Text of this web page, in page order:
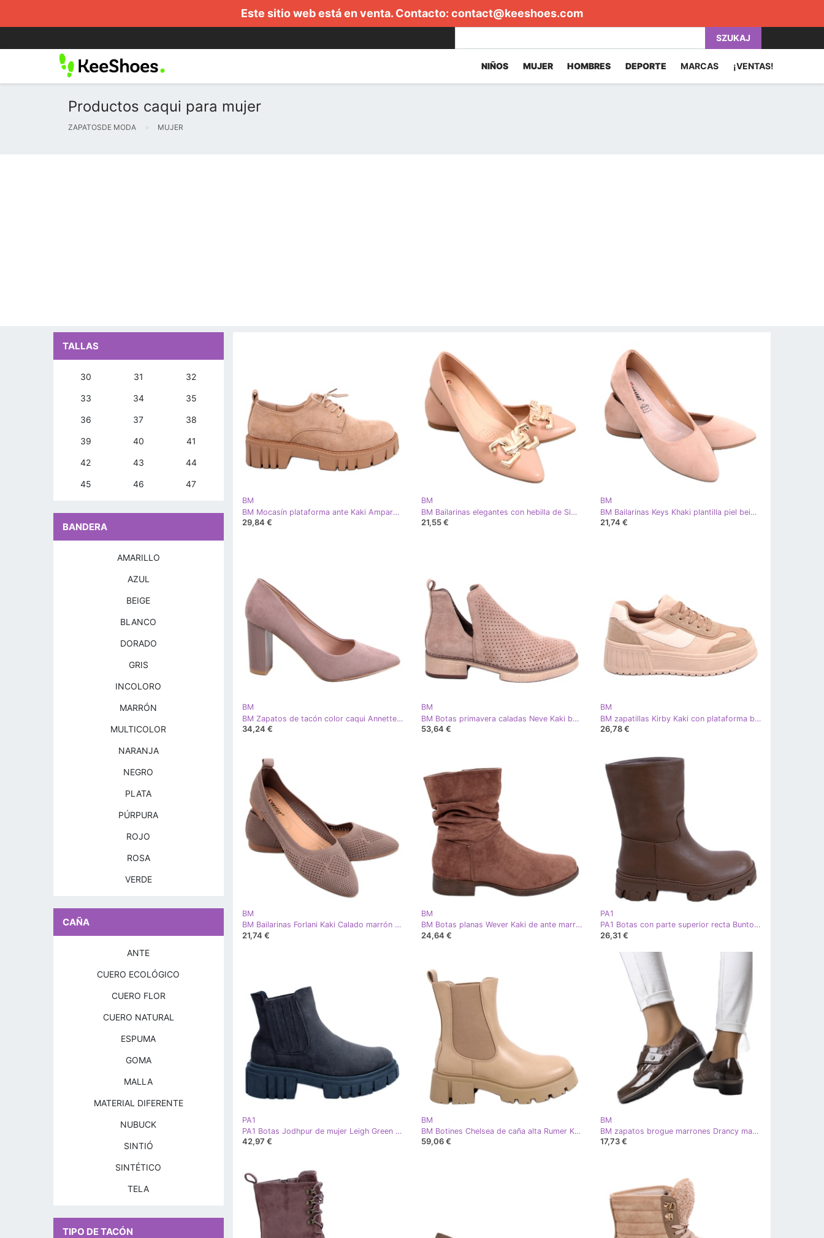
Este sitio web está en venta. Contacto: contact@keeshoes.com
SZUKAJ
NIÑOS MUJER HOMBRES DEPORTE MARCAS ¡VENTAS!
Productos caqui para mujer
ZAPATOSDE MODA MUJER
BM
BM Mocasín plataforma ante Kaki Amparo beige caqui
29,84 €
BM
BM Bailarinas elegantes con hebilla de Simon Khaki caqui
21,55 €
BM
BM Bailarinas Keys Khaki plantilla piel beige caqui
21,74 €
BM
BM Zapatos de tacón color caqui Annette beige
34,24 €
BM
BM Botas primavera caladas Neve Kaki beige caqui
53,64 €
BM
BM zapatillas Kirby Kaki con plataforma beige caqui
26,78 €
BM
BM Bailarinas Forlani Kaki Calado marrón caqui
21,74 €
BM
BM Botas planas Wever Kaki de ante marrón caqui
24,64 €
PA1
PA1 Botas con parte superior recta Bunton Army Green marrón caqui
26,31 €
PA1
PA1 Botas Jodhpur de mujer Leigh Green caqui verde
42,97 €
BM
BM Botines Chelsea de caña alta Rumer Khaki beige caqui
59,06 €
BM
BM zapatos brogue marrones Drancy marrón caqui
17,73 €
TALLAS
30 31 32
33 34 35
36 37 38
39 40 41
42 43 44
45 46 47
BANDERA
AMARILLO
AZUL
BEIGE
BLANCO
DORADO
GRIS
INCOLORO
MARRÓN
MULTICOLOR
NARANJA
NEGRO
PLATA
PÚRPURA
ROJO
ROSA
VERDE
CAÑA
ANTE
CUERO ECOLÓGICO
CUERO FLOR
CUERO NATURAL
ESPUMA
GOMA
MALLA
MATERIAL DIFERENTE
NUBUCK
SINTIÓ
SINTÉTICO
TELA
TIPO DE TACÓN